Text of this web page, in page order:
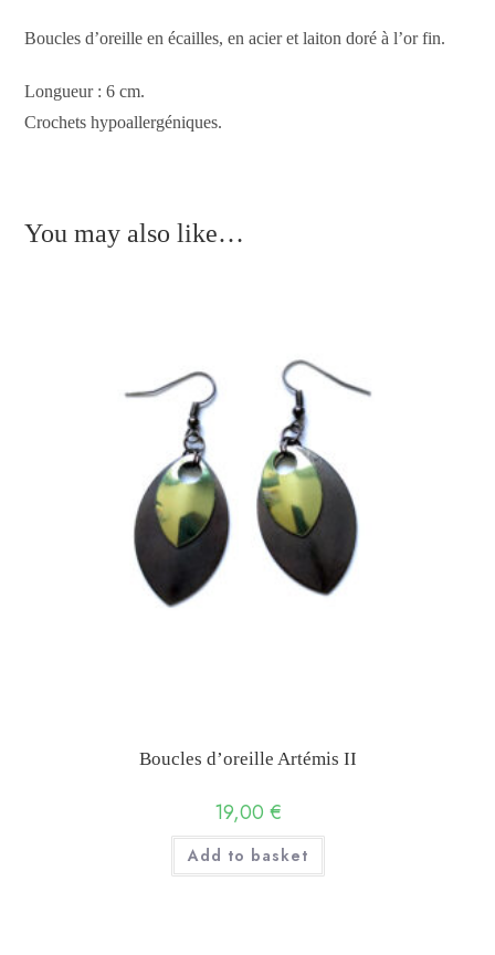
Boucles d’oreille en écailles, en acier et laiton doré à l’or fin.
Longueur : 6 cm.
Crochets hypoallergéniques.
You may also like…
Boucles d’oreille Artémis II
19,00 €
Add to basket